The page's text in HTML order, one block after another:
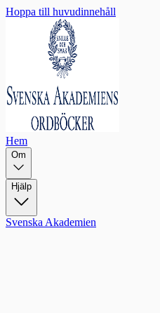
Hoppa till huvudinnehåll
Hem
Om
Hjälp
Svenska Akademien